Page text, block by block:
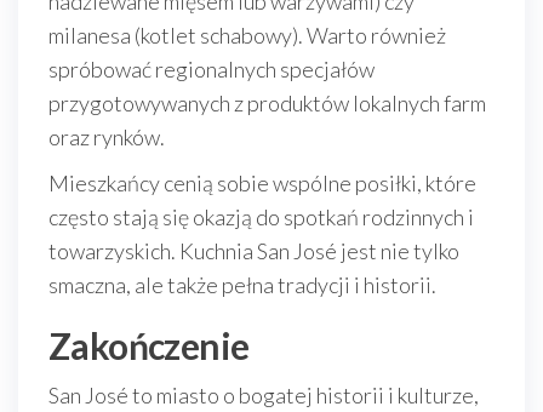
milanesa (kotlet schabowy). Warto również
spróbować regionalnych specjałów
przygotowywanych z produktów lokalnych farm
oraz rynków.
Mieszkańcy cenią sobie wspólne posiłki, które
często stają się okazją do spotkań rodzinnych i
towarzyskich. Kuchnia San José jest nie tylko
smaczna, ale także pełna tradycji i historii.
Zakończenie
San José to miasto o bogatej historii i kulturze,